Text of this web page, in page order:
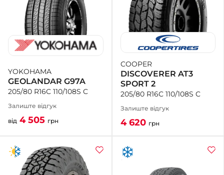
YOKOHAMA
GEOLANDAR G97A
205/80 R16C 110/108S C
Залиште відгук
від 4 505 грн
COOPER
DISCOVERER AT3
SPORT 2
205/80 R16C 110/108S C
Залиште відгук
4 620 грн